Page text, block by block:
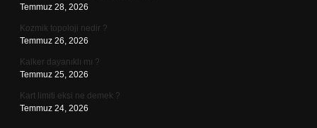
Temmuz 28, 2026
Kozmik topoloji nedir ?
Temmuz 26, 2026
Kalker dayanıklı mı ?
Temmuz 25, 2026
Kart limiti eksi ne demek ?
Temmuz 24, 2026